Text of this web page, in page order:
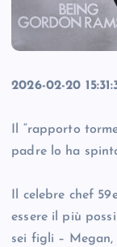
2026-02-20
Il “rapporto
padre lo ha
Il celebre chef
essere il più
sei figli – Megan,